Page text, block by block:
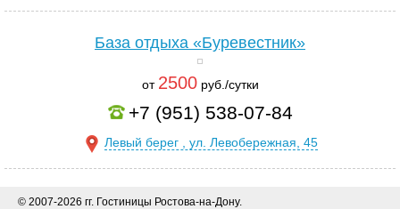
База отдыха «Буревестник»
от 2500руб./сутки
+7 (951) 538-07-84
Левый берег , ул. Левобережная, 45
© 2007-2026 гг. Гостиницы Ростова-на-Дону.